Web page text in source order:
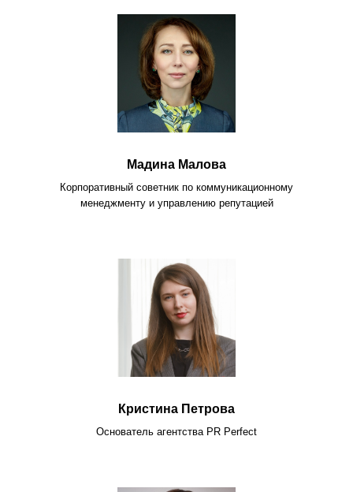
Мадина Малова
Корпоративный советник по коммуникационному
менеджменту и управлению репутацией
Кристина Петрова
Основатель агентства PR Perfect